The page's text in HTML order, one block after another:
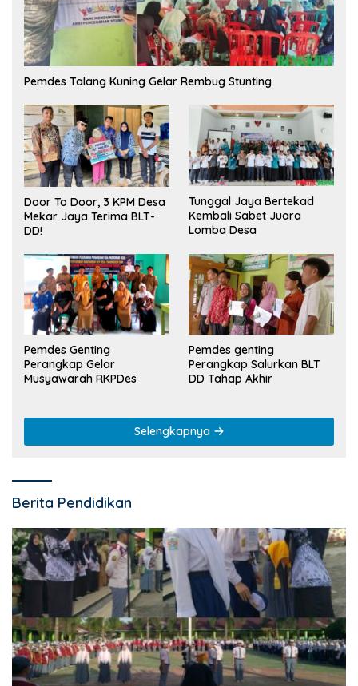
Pemdes Talang Kuning Gelar Rembug Stunting
Door To Door, 3 KPM Desa
Mekar Jaya Terima BLT-
DD!
Tunggal Jaya Bertekad
Kembali Sabet Juara
Lomba Desa
Pemdes Genting
Perangkap Gelar
Musyawarah RKPDes
Pemdes genting
Perangkap Salurkan BLT
DD Tahap Akhir
Selengkapnya
Berita Pendidikan